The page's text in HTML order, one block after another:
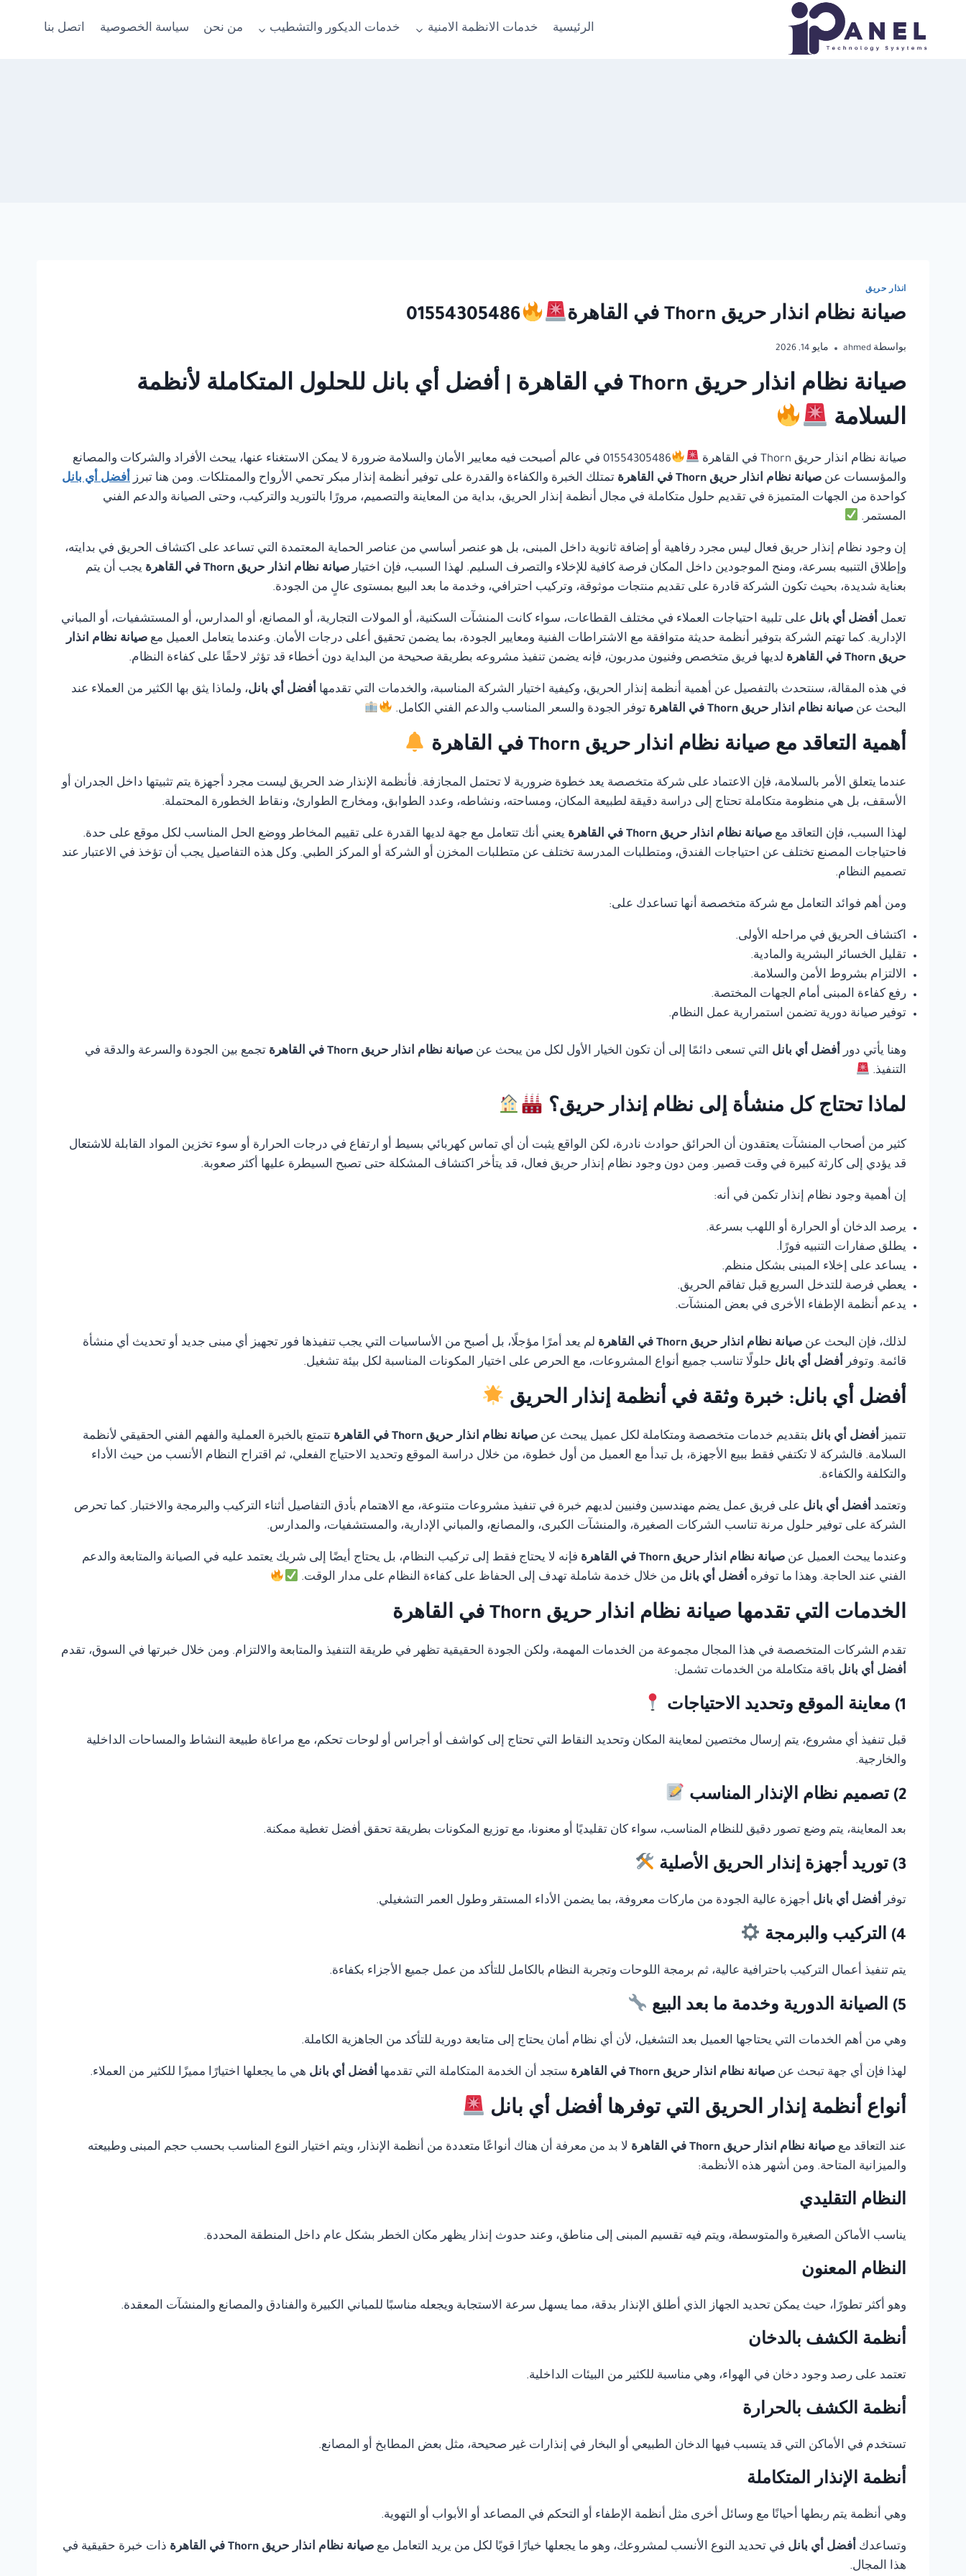
المحتوى
الرئيسية خدمات الانظمة الامنية خدمات الديكور والتشطيب من نحن سياسة الخصوصية اتصل بنا
انذار حريق
صيانة نظام انذار حريق Thorn في القاهرة 01554305486
بواسطة ahmed مايو 14, 2026
صيانة نظام انذار حريق Thorn في القاهرة | أفضل أي بانل للحلول المتكاملة لأنظمة
السلامة
صيانة نظام انذار حريق Thorn في القاهرة
01554305486 في عالم أصبحت فيه معايير الأمان والسلامة ضرورة لا يمكن الاستغناء عنها، يبحث الأفراد والشركات والمصانع
والمؤسسات عن صيانة نظام انذار حريق Thorn في القاهرة تمتلك الخبرة والكفاءة والقدرة على توفير أنظمة إنذار مبكر تحمي الأرواح والممتلكات. ومن هنا تبرز أفضل أي بانل
كواحدة من الجهات المتميزة في تقديم حلول متكاملة في مجال أنظمة إنذار الحريق، بداية من المعاينة والتصميم، مرورًا بالتوريد والتركيب، وحتى الصيانة والدعم الفني
المستمر.
إن وجود نظام إنذار حريق فعال ليس مجرد رفاهية أو إضافة ثانوية داخل المبنى، بل هو عنصر أساسي من عناصر الحماية المعتمدة التي تساعد على اكتشاف الحريق في بدايته،
وإطلاق التنبيه بسرعة، ومنح الموجودين داخل المكان فرصة كافية للإخلاء والتصرف السليم. لهذا السبب، فإن اختيار صيانة نظام انذار حريق Thorn في القاهرة
يجب أن يتم
بعناية شديدة، بحيث تكون الشركة قادرة على تقديم منتجات موثوقة، وتركيب احترافي، وخدمة ما بعد البيع بمستوى عالٍ من الجودة.
تعمل أفضل أي بانل على تلبية احتياجات العملاء في مختلف القطاعات، سواء كانت المنشآت السكنية، أو المولات التجارية، أو المصانع، أو المدارس، أو المستشفيات، أو المباني
الإدارية. كما تهتم الشركة بتوفير أنظمة حديثة متوافقة مع الاشتراطات الفنية ومعايير الجودة، بما يضمن تحقيق أعلى درجات الأمان. وعندما يتعامل العميل مع صيانة نظام انذار
حريق Thorn في القاهرة
لديها فريق متخصص وفنيون مدربون، فإنه يضمن تنفيذ مشروعه بطريقة صحيحة من البداية دون أخطاء قد تؤثر لاحقًا على كفاءة النظام.
في هذه المقالة، سنتحدث بالتفصيل عن أهمية أنظمة إنذار الحريق، وكيفية اختيار الشركة المناسبة، والخدمات التي تقدمها أفضل أي بانل، ولماذا يثق بها الكثير من العملاء عند
البحث عن صيانة نظام انذار حريق Thorn في القاهرة توفر الجودة والسعر المناسب والدعم الفني الكامل.
أهمية التعاقد مع صيانة نظام انذار حريق Thorn في القاهرة
عندما يتعلق الأمر بالسلامة، فإن الاعتماد على شركة متخصصة يعد خطوة ضرورية لا تحتمل المجازفة. فأنظمة الإنذار ضد الحريق ليست مجرد أجهزة يتم تثبيتها داخل الجدران أو
الأسقف، بل هي منظومة متكاملة تحتاج إلى دراسة دقيقة لطبيعة المكان، ومساحته، ونشاطه، وعدد الطوابق، ومخارج الطوارئ، ونقاط الخطورة المحتملة.
لهذا السبب، فإن التعاقد مع صيانة نظام انذار حريق Thorn في القاهرة
يعني أنك تتعامل مع جهة لديها القدرة على تقييم المخاطر ووضع الحل المناسب لكل موقع على حدة.
فاحتياجات المصنع تختلف عن احتياجات الفندق، ومتطلبات المدرسة تختلف عن متطلبات المخزن أو الشركة أو المركز الطبي. وكل هذه التفاصيل يجب أن تؤخذ في الاعتبار عند
تصميم النظام.
ومن أهم فوائد التعامل مع شركة متخصصة أنها تساعدك على:
اكتشاف الحريق في مراحله الأولى.
تقليل الخسائر البشرية والمادية.
الالتزام بشروط الأمن والسلامة.
رفع كفاءة المبنى أمام الجهات المختصة.
توفير صيانة دورية تضمن استمرارية عمل النظام.
وهنا يأتي دور أفضل أي بانل التي تسعى دائمًا إلى أن تكون الخيار الأول لكل من يبحث عن صيانة نظام انذار حريق Thorn في القاهرة
تجمع بين الجودة والسرعة والدقة في
التنفيذ.
لماذا تحتاج كل منشأة إلى نظام إنذار حريق؟
كثير من أصحاب المنشآت يعتقدون أن الحرائق حوادث نادرة، لكن الواقع يثبت أن أي تماس كهربائي بسيط أو ارتفاع في درجات الحرارة أو سوء تخزين المواد القابلة للاشتعال
قد يؤدي إلى كارثة كبيرة في وقت قصير. ومن دون وجود نظام إنذار حريق فعال، قد يتأخر اكتشاف المشكلة حتى تصبح السيطرة عليها أكثر صعوبة.
إن أهمية وجود نظام إنذار تكمن في أنه:
يرصد الدخان أو الحرارة أو اللهب بسرعة.
يطلق صفارات التنبيه فورًا.
يساعد على إخلاء المبنى بشكل منظم.
يعطي فرصة للتدخل السريع قبل تفاقم الحريق.
يدعم أنظمة الإطفاء الأخرى في بعض المنشآت.
لذلك، فإن البحث عن صيانة نظام انذار حريق Thorn في القاهرة
لم يعد أمرًا مؤجلًا، بل أصبح من الأساسيات التي يجب تنفيذها فور تجهيز أي مبنى جديد أو تحديث أي منشأة
قائمة. وتوفر أفضل أي بانل حلولًا تناسب جميع أنواع المشروعات، مع الحرص على اختيار المكونات المناسبة لكل بيئة تشغيل.
أفضل أي بانل: خبرة وثقة في أنظمة إنذار الحريق
تتميز أفضل أي بانل بتقديم خدمات متخصصة ومتكاملة لكل عميل يبحث عن صيانة نظام انذار حريق Thorn في القاهرة
تتمتع بالخبرة العملية والفهم الفني الحقيقي لأنظمة
السلامة. فالشركة لا تكتفي فقط ببيع الأجهزة، بل تبدأ مع العميل من أول خطوة، من خلال دراسة الموقع وتحديد الاحتياج الفعلي، ثم اقتراح النظام الأنسب من حيث الأداء
والتكلفة والكفاءة.
وتعتمد أفضل أي بانل على فريق عمل يضم مهندسين وفنيين لديهم خبرة في تنفيذ مشروعات متنوعة، مع الاهتمام بأدق التفاصيل أثناء التركيب والبرمجة والاختبار. كما تحرص
الشركة على توفير حلول مرنة تناسب الشركات الصغيرة، والمنشآت الكبرى، والمصانع، والمباني الإدارية، والمستشفيات، والمدارس.
وعندما يبحث العميل عن صيانة نظام انذار حريق Thorn في القاهرة
فإنه لا يحتاج فقط إلى تركيب النظام، بل يحتاج أيضًا إلى شريك يعتمد عليه في الصيانة والمتابعة والدعم
الفني عند الحاجة. وهذا ما توفره أفضل أي بانل من خلال خدمة شاملة تهدف إلى الحفاظ على كفاءة النظام على مدار الوقت.
الخدمات التي تقدمها صيانة نظام انذار حريق Thorn في القاهرة
تقدم الشركات المتخصصة في هذا المجال مجموعة من الخدمات المهمة، ولكن الجودة الحقيقية تظهر في طريقة التنفيذ والمتابعة والالتزام. ومن خلال خبرتها في السوق، تقدم
أفضل أي بانل باقة متكاملة من الخدمات تشمل:
1) معاينة الموقع وتحديد الاحتياجات
قبل تنفيذ أي مشروع، يتم إرسال مختصين لمعاينة المكان وتحديد النقاط التي تحتاج إلى كواشف أو أجراس أو لوحات تحكم، مع مراعاة طبيعة النشاط والمساحات الداخلية
والخارجية.
2) تصميم نظام الإنذار المناسب
بعد المعاينة، يتم وضع تصور دقيق للنظام المناسب، سواء كان تقليديًا أو معنونا، مع توزيع المكونات بطريقة تحقق أفضل تغطية ممكنة.
3) توريد أجهزة إنذار الحريق الأصلية
توفر أفضل أي بانل أجهزة عالية الجودة من ماركات معروفة، بما يضمن الأداء المستقر وطول العمر التشغيلي.
4) التركيب والبرمجة
يتم تنفيذ أعمال التركيب باحترافية عالية، ثم برمجة اللوحات وتجربة النظام بالكامل للتأكد من عمل جميع الأجزاء بكفاءة.
5) الصيانة الدورية وخدمة ما بعد البيع
وهي من أهم الخدمات التي يحتاجها العميل بعد التشغيل، لأن أي نظام أمان يحتاج إلى متابعة دورية للتأكد من الجاهزية الكاملة.
لهذا فإن أي جهة تبحث عن صيانة نظام انذار حريق Thorn في القاهرة ستجد أن الخدمة المتكاملة التي تقدمها أفضل أي بانل هي ما يجعلها اختيارًا مميزًا للكثير من العملاء.
أنواع أنظمة إنذار الحريق التي توفرها أفضل أي بانل
عند التعاقد مع صيانة نظام انذار حريق Thorn في القاهرة
لا بد من معرفة أن هناك أنواعًا متعددة من أنظمة الإنذار، ويتم اختيار النوع المناسب بحسب حجم المبنى وطبيعته
والميزانية المتاحة. ومن أشهر هذه الأنظمة:
النظام التقليدي
يناسب الأماكن الصغيرة والمتوسطة، ويتم فيه تقسيم المبنى إلى مناطق، وعند حدوث إنذار يظهر مكان الخطر بشكل عام داخل المنطقة المحددة.
النظام المعنون
وهو أكثر تطورًا، حيث يمكن تحديد الجهاز الذي أطلق الإنذار بدقة، مما يسهل سرعة الاستجابة ويجعله مناسبًا للمباني الكبيرة والفنادق والمصانع والمنشآت المعقدة.
أنظمة الكشف بالدخان
تعتمد على رصد وجود دخان في الهواء، وهي مناسبة للكثير من البيئات الداخلية.
أنظمة الكشف بالحرارة
تستخدم في الأماكن التي قد يتسبب فيها الدخان الطبيعي أو البخار في إنذارات غير صحيحة، مثل بعض المطابخ أو المصانع.
أنظمة الإنذار المتكاملة
وهي أنظمة يتم ربطها أحيانًا مع وسائل أخرى مثل أنظمة الإطفاء أو التحكم في المصاعد أو الأبواب أو التهوية.
وتساعدك أفضل أي بانل في تحديد النوع الأنسب لمشروعك، وهو ما يجعلها خيارًا قويًا لكل من يريد التعامل مع صيانة نظام انذار حريق Thorn في القاهرة
ذات خبرة حقيقية في
هذا المجال.